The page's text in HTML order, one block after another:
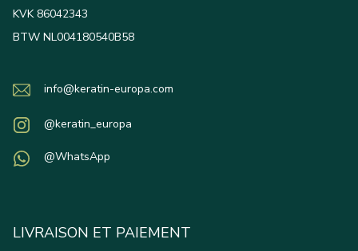
KVK 86042343
BTW NL004180540B58
info@keratin-europa.com
@keratin_europa
@WhatsApp
LIVRAISON ET PAIEMENT